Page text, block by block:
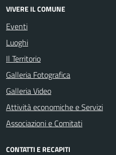
VIVERE IL COMUNE
Eventi
Luoghi
Il Territorio
Galleria Fotografica
Galleria Video
Attività economiche e Servizi
Associazioni e Comitati
CONTATTI E RECAPITI